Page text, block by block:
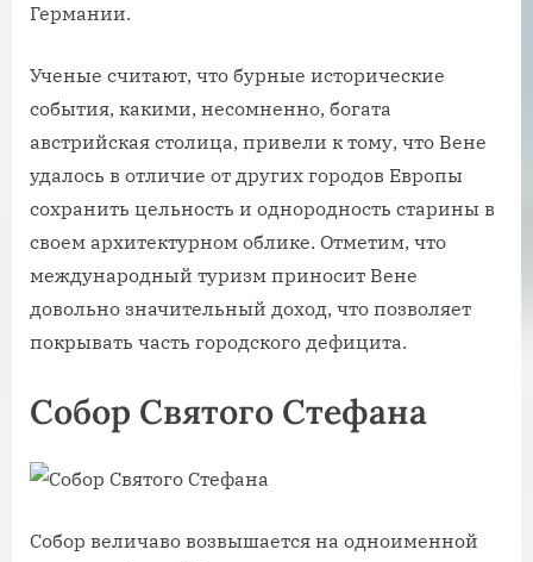
Германии.
Ученые считают, что бурные исторические
события, какими, несомненно, богата
австрийская столица, привели к тому, что Вене
удалось в отличие от других городов Европы
сохранить цельность и однородность старины в
своем архитектурном облике. Отметим, что
международный туризм приносит Вене
довольно значительный доход, что позволяет
покрывать часть городского дефицита.
Собор Святого Стефана
Собор величаво возвышается на одноименной